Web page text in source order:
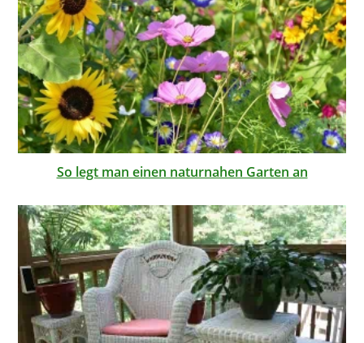
So legt man einen naturnahen Garten an